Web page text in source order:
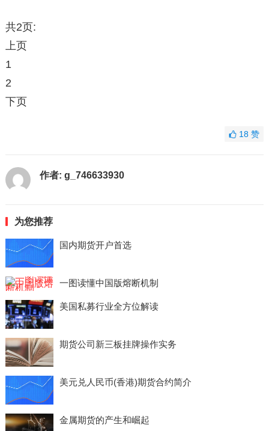
共2页:
上页
1
2
下页
18赞
作者: g_746633930
为您推荐
国内期货开户首选
一图读懂中国版熔断机制
美国私募行业全方位解读
期货公司新三板挂牌操作实务
美元兑人民币(香港)期货合约简介
金属期货的产生和崛起